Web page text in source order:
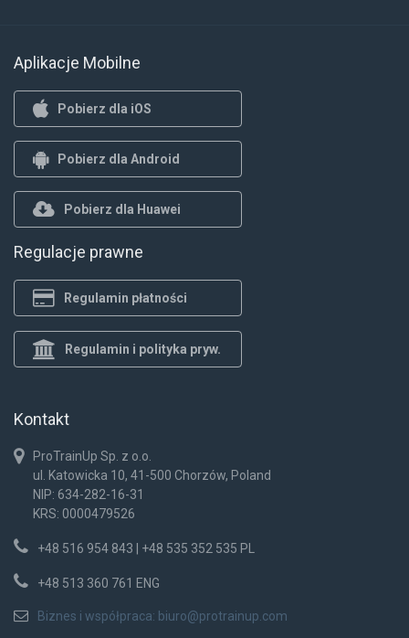
Aplikacje Mobilne
Pobierz dla iOS
Pobierz dla Android
Pobierz dla Huawei
Regulacje prawne
Regulamin płatności
Regulamin i polityka pryw.
Kontakt
ProTrainUp Sp. z o.o.
ul. Katowicka 10, 41-500 Chorzów, Poland
NIP: 634-282-16-31
KRS: 0000479526
+48 516 954 843 | +48 535 352 535 PL
+48 513 360 761 ENG
Biznes i współpraca: biuro@protrainup.com